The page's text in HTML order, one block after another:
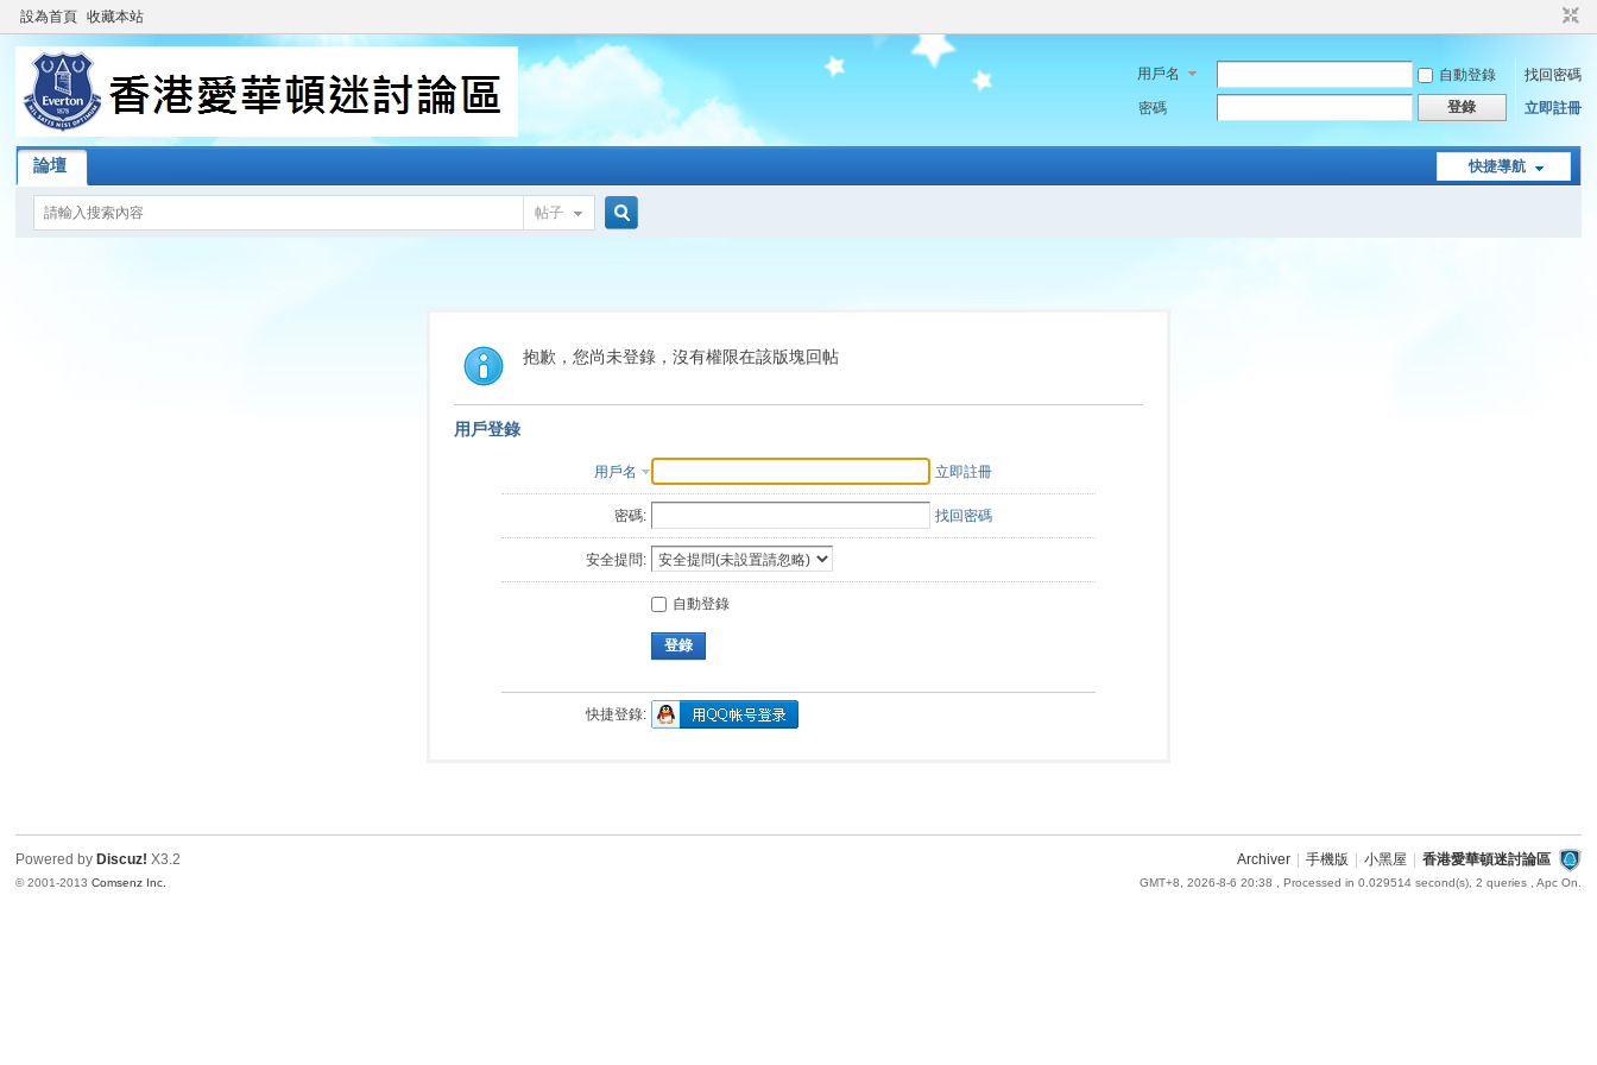
設為首頁 收藏本站
用戶名 自動登錄
找回密碼
密碼
登錄 立即註冊
快捷導航
論壇
帖子
索
抱歉，您尚未登錄，沒有權限在該版塊回帖
用戶登錄
用戶名 立即註冊
密碼: 找回密碼
安全提問:
自動登錄
登錄
快捷登錄:
Archiver 手機版 小黑屋 香港愛華頓迷討論區
GMT+8, 2026-8-6 20:38 , Processed in 0.029514 second(s), 2 queries , Apc On.
Powered by Discuz! X3.2
© 2001-2013Comsenz Inc.